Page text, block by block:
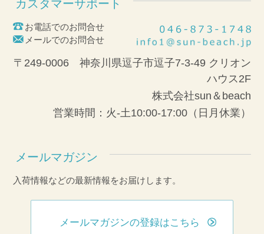
カスタマーサポート
お電話でのお問合せ
メールでのお問合せ
〒249-0006 神奈川県逗子市逗子7-3-49 クリオン
ハウス2F
株式会社sun＆beach
営業時間：火-土10:00-17:00（日月休業）
メールマガジン
入荷情報などの最新情報をお届けします。
メールマガジンの登録はこちら